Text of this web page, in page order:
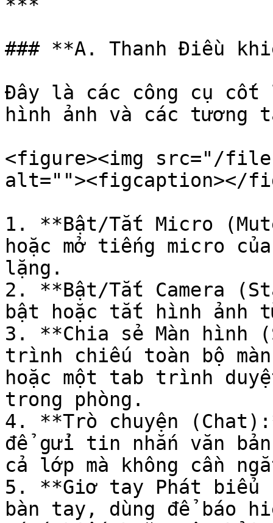
***
### **A. Thanh Điều
Đây là các công cụ
hình ảnh và các tương
<figure><img src="/files/
alt=""><figcaption></
1. **Bật/Tắt Micro
hoặc mở tiếng micro
lặng.
2. **Bật/Tắt Camera
bật hoặc tắt hình ảnh
3. **Chia sẻ Màn hình
trình chiếu toàn bộ
hoặc một tab trình
trong phòng.
4. **Trò chuyện
để gửi tin nhắn văn
cả lớp mà không cần
5. **Giơ tay Phát biểu
bàn tay, dùng để báo